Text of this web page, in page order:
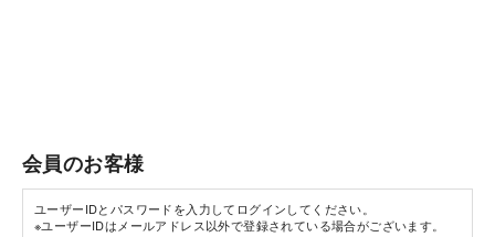
会員のお客様
ユーザーIDとパスワードを入力してログインしてください。
※ユーザーIDはメールアドレス以外で登録されている場合がございます。